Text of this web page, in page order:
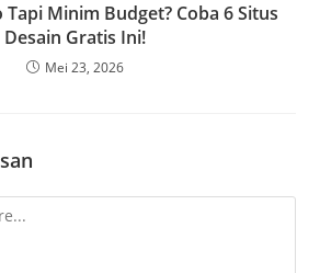
Minim Budget? Coba 6 Situs
Desain Gratis Ini!
Mei 23, 2026